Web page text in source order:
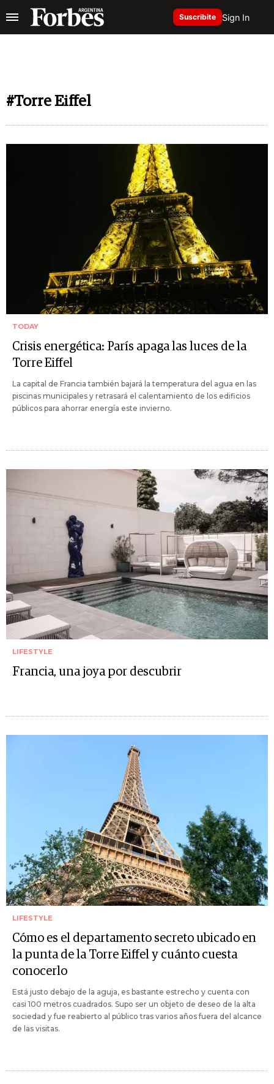
Suscribite Sign In
#Torre Eiffel
TODAY
Crisis energética: París apaga las luces de la
Torre Eiffel
La capital de Francia también bajará la temperatura del agua en las
piscinas municipales y retrasará el calentamiento de los edificios
públicos para ahorrar energía este invierno.
LIFESTYLE
Francia, una joya por descubrir
LIFESTYLE
Cómo es el departamento secreto ubicado en
la punta de la Torre Eiffel y cuánto cuesta
conocerlo
Está justo debajo de la aguja, es bastante estrecho y cuenta con
casi 100 metros cuadrados. Supo ser un objeto de deseo de la alta
sociedad y fue reabierto al público tras varios años fuera del alcance
de las visitas.